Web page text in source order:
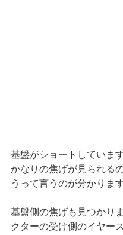
基盤がショートしています
かなりの焦げが見られる
うって言うのが分かります
基盤側の焦げも見つかり
クターの受け側のイヤー